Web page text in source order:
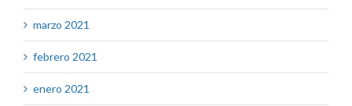
marzo 2021
febrero 2021
enero 2021